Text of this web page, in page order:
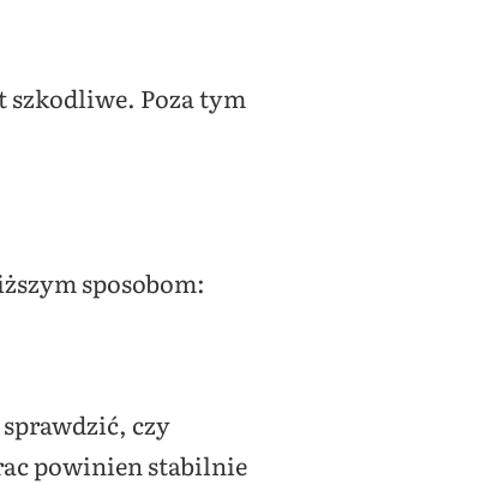
szkodliwe. Poza tym
sposobom:
czy
powinien stabilnie